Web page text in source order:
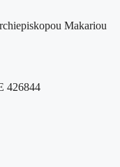
Makariou
426844